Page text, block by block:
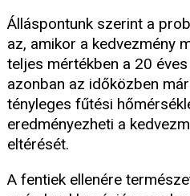
Álláspontunk szerint a
az, amikor a kedvezmény
teljes mértékben a 20
azonban az időközben
tényleges fűtési
eredményezheti a
eltérését.
A fentiek ellenére